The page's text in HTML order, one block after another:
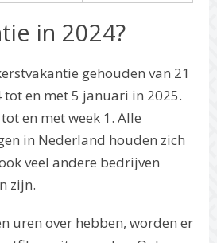
in 2024?
gehouden van 21
en met 5 januari in 2025.
en met week 1. Alle
in Nederland houden zich
veel andere bedrijven
zijn.
uren over hebben, worden er